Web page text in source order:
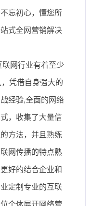
忘初心，懂您所
式全网营销解决
网行业有着至少
凭借自身强大的
经验,全面的网络
，收集了大量信
方法，并且熟练
网传播的特点熟
好的结合企业和
定制专业的互联
个体展开网络营